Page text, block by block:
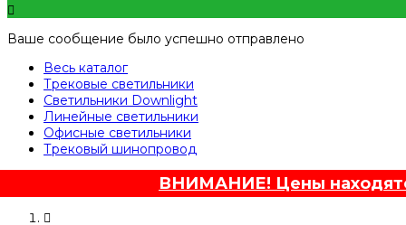
Ваше сообщение было успешно отправлено
Весь каталог
Трековые светильники
Светильники Downlight
Линейные светильники
Офисные светильники
Трековый шинопровод
ВНИМАНИЕ! Цены